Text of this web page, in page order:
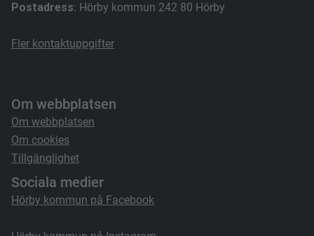
Postadress: Hörby kommun 242 80 Hörby
Fler kontaktuppgifter
Om webbplatsen
Om webbplatsen
Om cookies
Tillgänglighet
Sociala medier
Hörby kommun på Facebook